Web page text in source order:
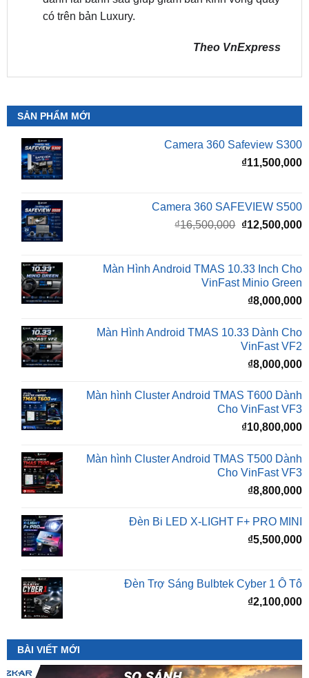
SẢN PHẨM MỚI
Camera 360 Safeview S300
₫11,500,000
Camera 360 SAFEVIEW S500
gốc
là:
₫16,500,000.
Màn Hình Android TMAS 10.33 Inch Cho
₫8,000,000
Màn Hình Android TMAS 10.33 Dành Cho
₫8,000,000
Màn hình Cluster Android TMAS T600 Dành
Cho VinFast VF3
₫10,800,000
Màn hình Cluster Android TMAS T500 Dành
₫8,800,000
Đèn Bi LED X-LIGHT F+ PRO MINI
Đèn Trợ Sáng Bulbtek Cyber 1 Ô Tô
BÀI VIẾT MỚI